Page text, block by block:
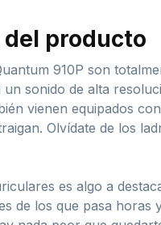
producto
910P son
sonido de alta
vienen equipados
Olvídate de los
es algo a
de los que pasa